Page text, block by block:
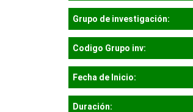
Grupo de investigación:
Codigo Grupo inv:
Fecha de Inicio:
Duración: